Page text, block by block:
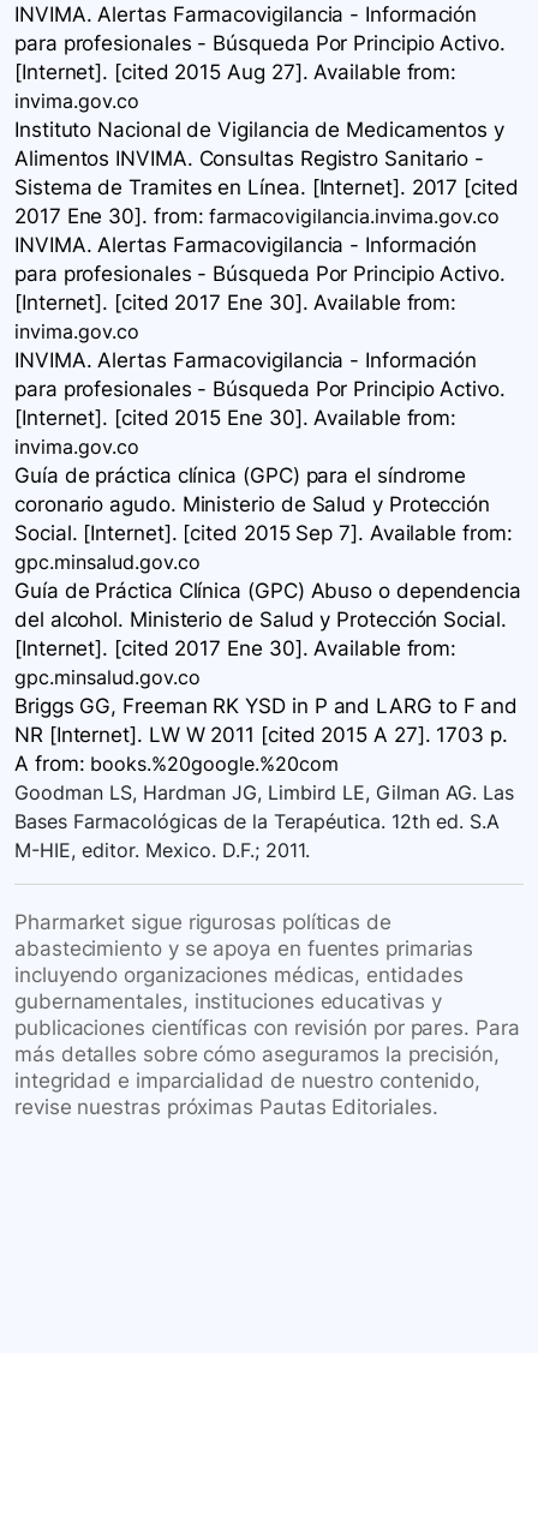
INVIMA. Alertas Farmacovigilancia - Información
para profesionales - Búsqueda Por Principio Activo.
[Internet]. [cited 2015 Aug 27]. Available from:
invima.gov.co
Instituto Nacional de Vigilancia de Medicamentos y
Alimentos INVIMA. Consultas Registro Sanitario -
Sistema de Tramites en Línea. [Internet]. 2017 [cited
2017 Ene 30]. from:farmacovigilancia.invima.gov.co
INVIMA. Alertas Farmacovigilancia - Información
para profesionales - Búsqueda Por Principio Activo.
[Internet]. [cited 2017 Ene 30]. Available from:
invima.gov.co
INVIMA. Alertas Farmacovigilancia - Información
para profesionales - Búsqueda Por Principio Activo.
[Internet]. [cited 2015 Ene 30]. Available from:
invima.gov.co
Guía de práctica clínica (GPC) para el síndrome
coronario agudo. Ministerio de Salud y Protección
Social. [Internet]. [cited 2015 Sep 7]. Available from:
gpc.minsalud.gov.co
Guía de Práctica Clínica ​(GPC) Abuso o dependencia
del alcohol. Ministerio de Salud y Protección Social.
[Internet]. [cited 2017 Ene 30]. Available from:
gpc.minsalud.gov.co
Briggs GG, Freeman RK YSD in P and LARG to F and
NR [Internet]. LW W 2011 [cited 2015 A 27]. 1703 p.
A from: books.%20google.%20com
Goodman LS, Hardman JG, Limbird LE, Gilman AG. Las
Bases Farmacológicas de la Terapéutica. 12th ed. S.A
M-HIE, editor. Mexico. D.F.; 2011.
Pharmarket sigue rigurosas políticas de
abastecimiento y se apoya en fuentes primarias
incluyendo organizaciones médicas, entidades
gubernamentales, instituciones educativas y
publicaciones científicas con revisión por pares. Para
más detalles sobre cómo aseguramos la precisión,
integridad e imparcialidad de nuestro contenido,
revise nuestras próximas Pautas Editoriales.